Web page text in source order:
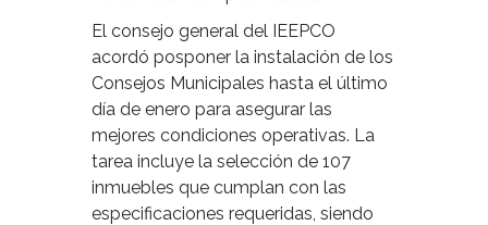
El consejo general del IEEPCO
acordó posponer la instalación de los
Consejos Municipales hasta el último
día de enero para asegurar las
mejores condiciones operativas. La
tarea incluye la selección de 107
inmuebles que cumplan con las
especificaciones requeridas, siendo